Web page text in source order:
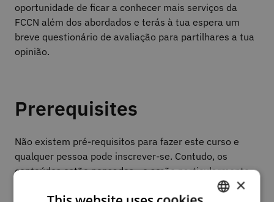
oportunidade de ficar a conhecer mais serviços da
FCCN além dos abordados e terás à tua espera um
breve questionário de avaliação para partilhares a tua
opinião.
Prerequisites
Não existem pré-requisitos para fazer este curso e
qualquer pessoa pode inscrever-se. Contudo, os
conteúdos estão pensados - e serão particularmente
benéficos - para estudantes de ensino superior e ×